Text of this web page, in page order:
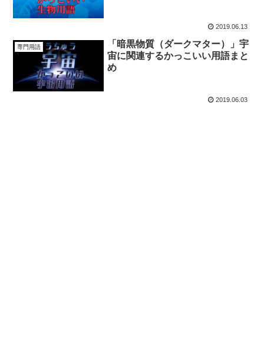
2019.06.13
専門用語
「暗黒物質（ダークマター）」宇
宙に関連するかっこいい用語まと
め
2019.06.03